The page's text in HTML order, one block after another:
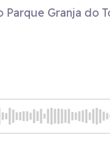
Granja do